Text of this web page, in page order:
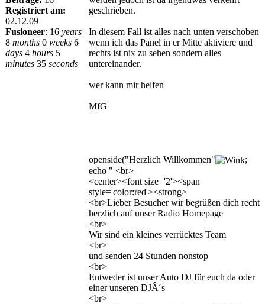
Registriert am:
02.12.09
Fusioneer: 16 years
8 months 0 weeks 6
days 4 hours 5
minutes 35 seconds
geschrieben.
In diesem Fall ist alles nach unten verschoben
wenn ich das Panel in er Mitte aktiviere und
rechts ist nix zu sehen sondern alles
untereinander.
wer kann mir helfen
MfG
openside("Herzlich Willkommen"
;
echo " <br>
<center><font size='2'><span
style='color:red'><strong>
<br>Lieber Besucher wir begrüßen dich recht
herzlich auf unser Radio Homepage
<br>
Wir sind ein kleines verrücktes Team
<br>
und senden 24 Stunden nonstop
<br>
Entweder ist unser Auto DJ für euch da oder
einer unseren DJÂ´s
<br>